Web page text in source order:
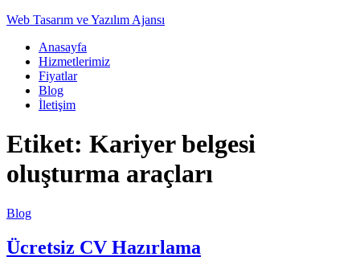
Web Tasarım ve Yazılım Ajansı
Anasayfa
Hizmetlerimiz
Fiyatlar
Blog
İletişim
Etiket: Kariyer belgesi
oluşturma araçları
Blog
Ücretsiz CV Hazırlama